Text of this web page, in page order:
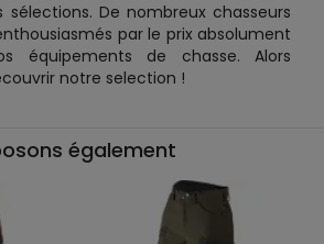
sélections. De nombreux chasseurs
par le prix absolument
équipements de chasse. Alors
notre selection !
également